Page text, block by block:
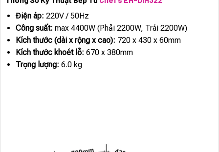
Điện áp: 220V / 50Hz
Công suất: max 4400W (Phải 2200W, Trái 2200W)
Kích thước (dài x rộng x cao): 720 x 430 x 60mm
Kích thước khoét lỗ: 670 x 380mm
Trọng lượng: 6.0 kg